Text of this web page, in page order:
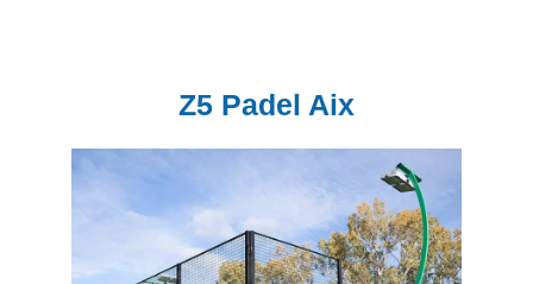
Z5 Padel Aix